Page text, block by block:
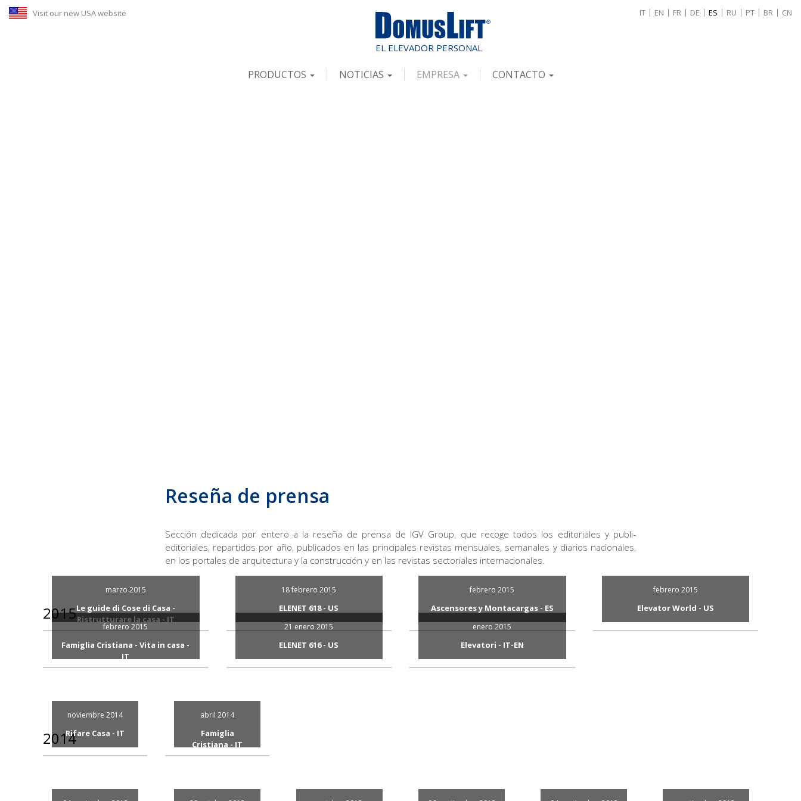
IT EN FR DE ES RU PT BR CN
Visit our new USA website
PRODUCTOS NOTICIAS EMPRESA CONTACTO
Reseña de prensa
Sección dedicada por entero a la reseña de prensa de IGV Group, que recoge todos los editoriales y publi-
editoriales, repartidos por año, publicados en las principales revistas mensuales, semanales y diarios nacionales,
en los portales de arquitectura y la construcción y en las revistas sectoriales internacionales.
2015
marzo 2015
Le guide di Cose di Casa -
Ristrutturare la casa - IT
Download (1,16 MB)
18 febrero 2015
ELENET 618 - US
IGV ELEVATOR US Names President
Download (206,49 kB)
febrero 2015
Ascensores y Montacargas - ES
Homelift: el ascensor de mayor
febrero 2015
Elevator World - US
febrero 2015
Famiglia Cristiana - Vita in casa -
IT
21 enero 2015
ELENET 616 - US
enero 2015
Elevatori - IT-EN
2014
noviembre 2014
Rifare Casa - IT
MB)
abril 2014
Famiglia
Cristiana - IT
Download (952,38